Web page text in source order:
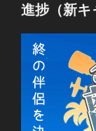
進捗（新キ